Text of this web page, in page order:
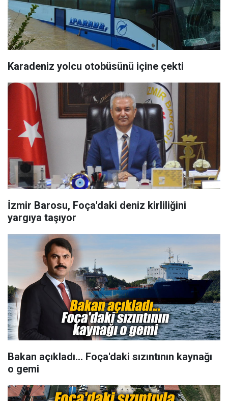
Karadeniz yolcu otobüsünü içine çekti
İzmir Barosu, Foça'daki deniz kirliliğini
yargıya taşıyor
Bakan açıkladı... Foça'daki sızıntının kaynağı
o gemi